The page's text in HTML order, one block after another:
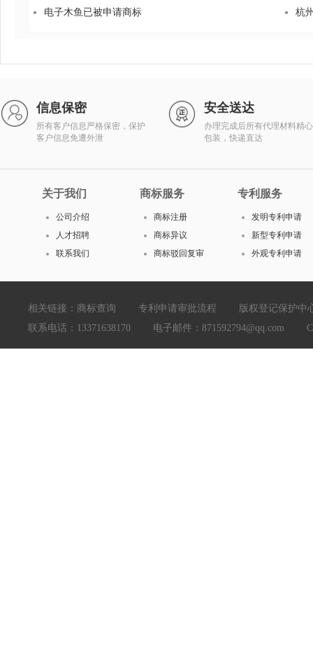
电子木鱼已被申请商标 杭
信息保密
所有客户信息严格保密，保护
客户信息免遭外泄
安全送达
办理完成后所有代理材料精心
包装，快递直达
关于我们
公司介绍
人才招聘
联系我们
商标服务
商标注册
商标异议
商标驳回复审
专利服务
发明专利申请
新型专利申请
外观专利申请
相关链接： 商标查询 专利申请审批流程
版权登记保护中
联系电话：13371638170 电子邮件：871592794@qq.com